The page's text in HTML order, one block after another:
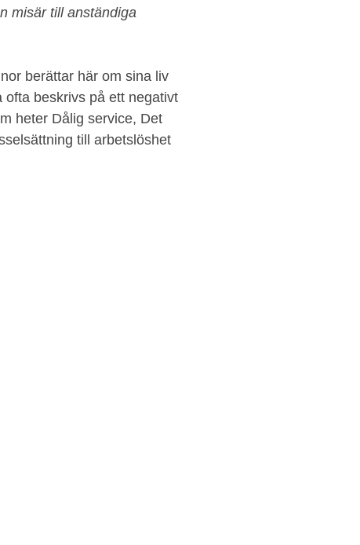
misär till anständiga
berättar här om sina liv
beskrivs på ett negativt
heter Dålig service, Det
till arbetslöshet